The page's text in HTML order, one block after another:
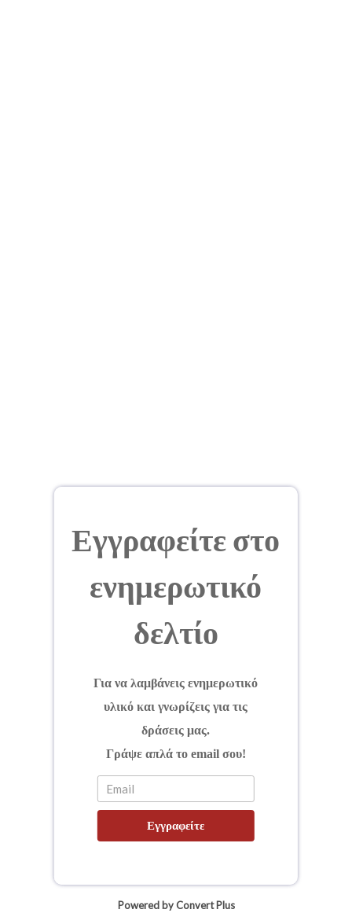
Εγγραφείτε στο
ενημερωτικό
δελτίο
Για να λαμβάνεις ενημερωτικό
υλικό και γνωρίζεις για τις
δράσεις μας.
Γράψε απλά το email σου!
Εγγραφείτε
Powered by Convert Plus